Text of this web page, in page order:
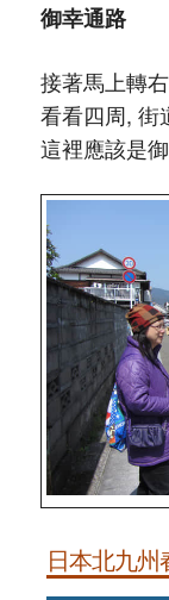
御幸通路
接著馬上轉
看看四周, 街
這裡應該是
日本北九